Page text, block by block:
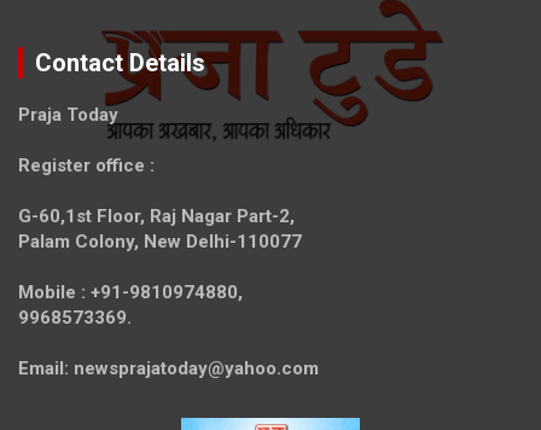
Contact Details
Praja Today
Register office :
G-60,1st Floor, Raj Nagar Part-2,
Palam Colony, New Delhi-110077
Mobile : +91-9810974880,
9968573369.
Email: newsprajatoday@yahoo.com